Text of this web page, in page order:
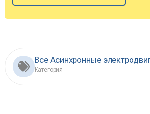
Все Асинхронные
Категория